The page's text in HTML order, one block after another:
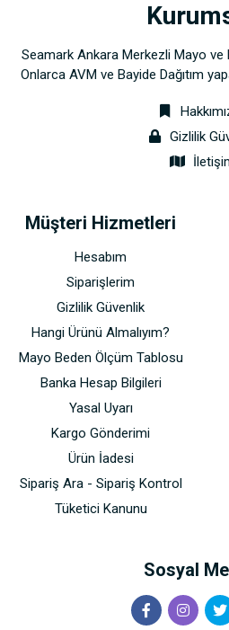
Seamark Ankara Merkezli Mayo ve
Onlarca AVM ve Bayide Dağıtım
Gizlilik
Müşteri Hizmetleri
Hesabım
Siparişlerim
Gizlilik Güvenlik
Hangi Ürünü Almalıyım?
Mayo Beden Ölçüm Tablosu
Banka Hesap Bilgileri
Yasal Uyarı
Kargo Gönderimi
Ürün İadesi
Sipariş Ara - Sipariş Kontrol
Tüketici Kanunu
Sosyal